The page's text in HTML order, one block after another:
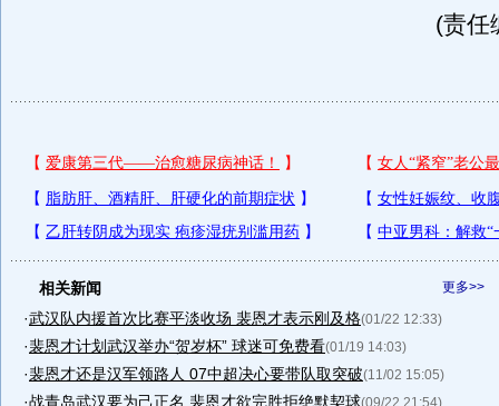
(责任
更多>>
相关新闻
·武汉队内援首次比赛平淡收场 裴恩才表示刚及格(01/22 12:33)
·裴恩才计划武汉举办“贺岁杯” 球迷可免费看(01/19 14:03)
·裴恩才还是汉军领路人 07中超决心要带队取突破(11/02 15:05)
·战青岛武汉要为己正名 裴恩才欲完胜拒绝默契球(09/22 21:54)